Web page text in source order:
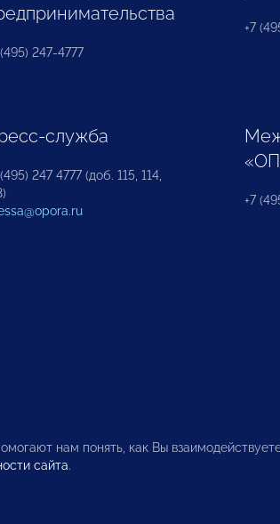
247-4777
+7
служба
247 4777 (доб. 115, 114,
+7
нам понять, как Вы
сайта.